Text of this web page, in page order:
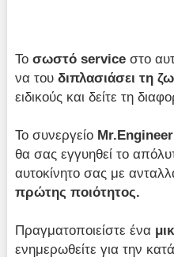
Τοσωστό service στο
να τουδιπλασιάσει τη
ειδικούς και δείτε τη
Το συνεργείο
θα σας εγγυηθεί το
αυτοκίνητο σας με
πρώτης ποιότητος.
Πραγματοποιείστε ένα
ενημερωθείτε για την